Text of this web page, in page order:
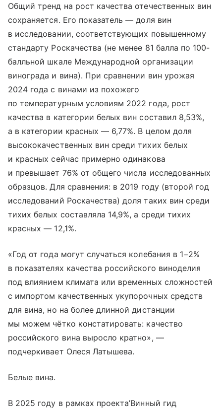
Общий тренд на рост качества отечественных вин
сохраняется. Его показатель — доля вин
в исследовании, соответствующих повышенному
стандарту Роскачества (не менее 81 балла по 100-
балльной шкале Международной организации
винограда и вина). При сравнении вин урожая
2024 года с винами из похожего
по температурным условиям 2022 года, рост
качества в категории белых вин составил 8,53%,
а в категории красных — 6,77%. В целом доля
высококачественных вин среди тихих белых
и красных сейчас примерно одинакова
и превышает 76% от общего числа исследованных
образцов. Для сравнения: в 2019 году (второй год
исследований Роскачества) доля таких вин среди
тихих белых составляла 14,9%, а среди тихих
красных — 12,1%.
«Год от года могут случаться колебания в 1−2%
в показателях качества российского виноделия
под влиянием климата или временных сложностей
с импортом качественных укупорочных средств
для вина, но на более длинной дистанции
мы можем чётко констатировать: качество
российского вина выросло кратно», —
подчеркивает Олеся Латышева.
Белые вина.
В 2025 году в рамках проекта’Винный гид